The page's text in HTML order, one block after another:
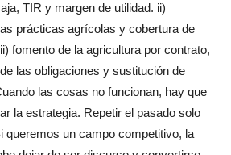
TIR y margen de utilidad. ii)
prácticas agrícolas y cobertura de
fomento de la agricultura por contrato,
las obligaciones y sustitución de
las cosas no funcionan, hay que
la estrategia. Repetir el pasado solo
queremos un campo competitivo, la